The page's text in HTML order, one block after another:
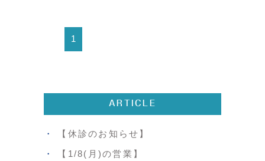
1
ARTICLE
【休診のお知らせ】
【1/8(月)の営業】